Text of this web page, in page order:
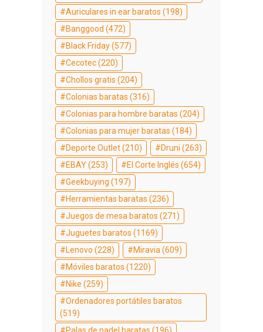
Auriculares in ear baratos (198)
Banggood (472)
Black Friday(577)
Cecotec(220)
Chollos gratis (204)
Colonias baratas (316)
Colonias para hombre baratas (204)
Colonias para mujer baratas (184)
Deporte Outlet(210) Druni (263)
EBAY(253) El Corte Inglés (654)
Geekbuying (197)
Herramientas baratas (236)
Juegos de mesa baratos (271)
Juguetes baratos (1169)
Lenovo (228) Miravia (609)
Móviles baratos (1220)
Nike (259)
Ordenadores portátiles baratos
(519)
Palas de padel baratas (196)